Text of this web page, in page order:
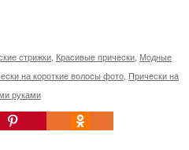
стрижки Красивые прически Модные
на короткие волосы фото Прически на
руками